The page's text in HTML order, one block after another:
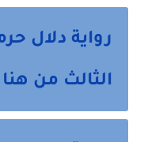
رواية دلال
الثالث من هنا